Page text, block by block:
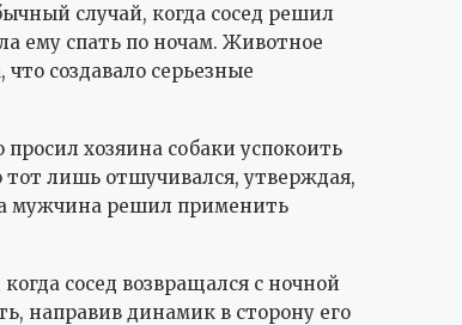
случай, когда сосед решил
ему спать по ночам. Животное
что создавало серьезные
хозяина собаки успокоить
тот лишь отшучивался, утверждая,
мужчина решил применить
сосед возвращался с ночной
направив динамик в сторону его